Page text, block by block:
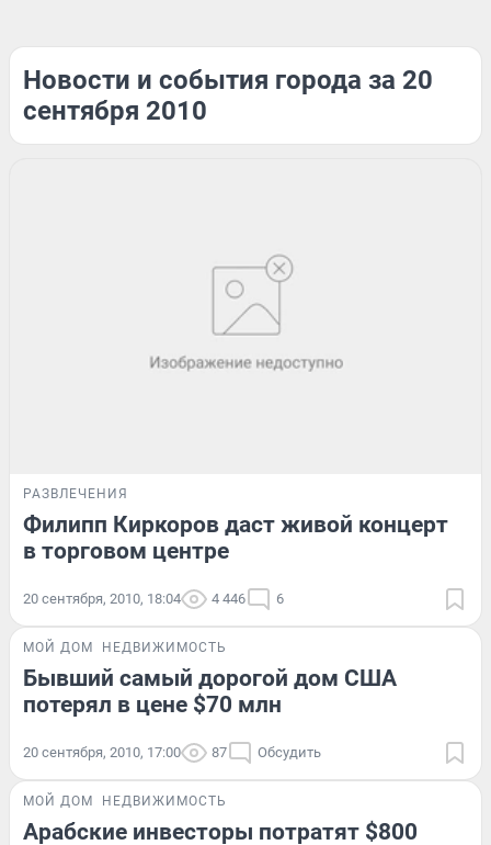
Новости и события города за 20
сентября 2010
РАЗВЛЕЧЕНИЯ
Филипп Киркоров даст живой концерт
в торговом центре
20 сентября, 2010, 18:04 4 446 6
МОЙ ДОМ НЕДВИЖИМОСТЬ
Бывший самый дорогой дом США
потерял в цене $70 млн
20 сентября, 2010, 17:00 87 Обсудить
МОЙ ДОМ НЕДВИЖИМОСТЬ
Арабские инвесторы потратят $800